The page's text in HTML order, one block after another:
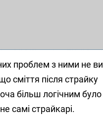
проблем з ними не
сміття після страйку
більш логічним було
самі страйкарі.